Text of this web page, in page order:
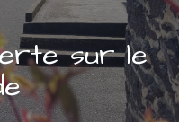
sur le